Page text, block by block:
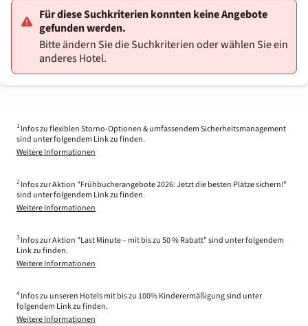
Für diese Suchkriterien konnten keine Angebote
gefunden werden.
Bitte ändern Sie die Suchkriterien oder wählen Sie ein
anderes Hotel.
1 Infos zu flexiblen Storno-Optionen & umfassendem Sicherheitsmanagement
sind unter folgendem Link zu finden.
Weitere Informationen
2 Infos zur Aktion "Frühbucherangebote 2026: Jetzt die besten Plätze sichern!"
sind unter folgendem Link zu finden.
Weitere Informationen
3 Infos zur Aktion "Last Minute – mit bis zu 50 % Rabatt" sind unter folgendem
Link zu finden.
Weitere Informationen
4 Infos zu unseren Hotels mit bis zu 100% Kinderermäßigung sind unter
folgendem Link zu finden.
Weitere Informationen